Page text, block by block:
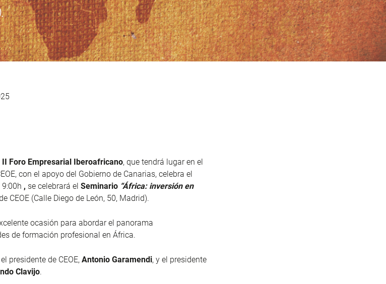
II Foro Empresarial Iberoafricano, que tendrá lugar en el
con el apoyo del Gobierno de Canarias, celebra el
, se celebrará el Seminario “África: inversión en
CEOE (Calle Diego de León, 50, Madrid).
ocasión para abordar el panorama
de formación profesional en África.
presidente de CEOE, Antonio Garamendi, y el presidente
Clavijo.